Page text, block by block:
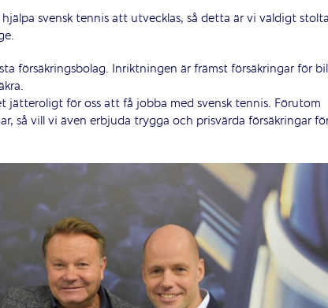
svensk tennis att utvecklas, så detta är vi väldigt
försäkringsbolag. Inriktningen är främst försäkringar för
jätteroligt för oss att få jobba med svensk tennis. Förutom
så vill vi även erbjuda trygga och prisvärda försäkringar